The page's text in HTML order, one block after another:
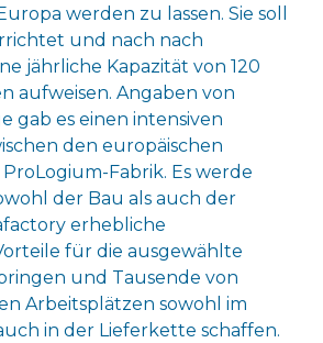
werden zu lassen. Sie soll
und nach nach
jährliche Kapazität von 120
aufweisen. Angaben von
gab es einen intensiven
den europäischen
Fabrik. Es werde
der Bau als auch der
erhebliche
für die ausgewählte
und Tausende von
Arbeitsplätzen sowohl im
in der Lieferkette schaffen.